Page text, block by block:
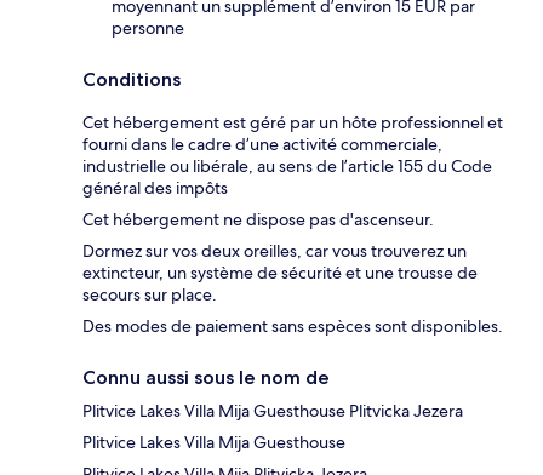
moyennant un supplément d’environ 15 EUR par
personne
Conditions
Cet hébergement est géré par un hôte professionnel et
fourni dans le cadre d’une activité commerciale,
industrielle ou libérale, au sens de l’article 155 du Code
général des impôts
Cet hébergement ne dispose pas d'ascenseur.
Dormez sur vos deux oreilles, car vous trouverez un
extincteur, un système de sécurité et une trousse de
secours sur place.
Des modes de paiement sans espèces sont disponibles.
Connu aussi sous le nom de
Plitvice Lakes Villa Mija Guesthouse Plitvicka Jezera
Plitvice Lakes Villa Mija Guesthouse